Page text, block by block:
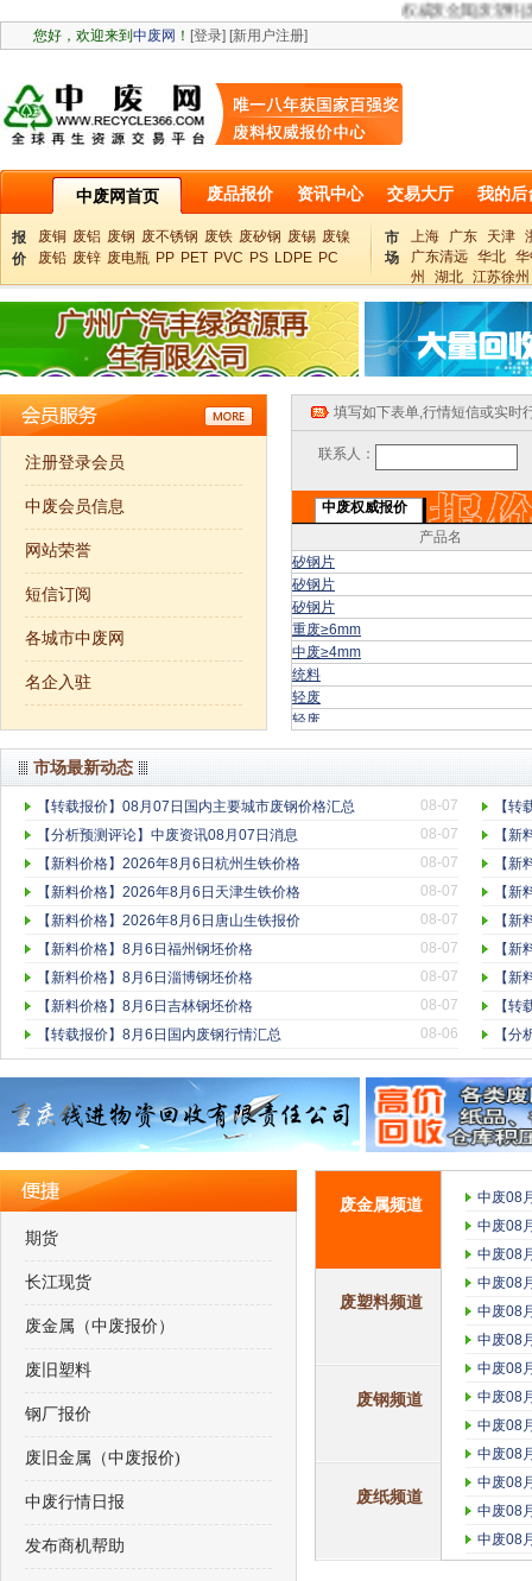
权威废金属|废塑料|废纸|废铜|
中废网首页 废品报价 资讯中心 交易大厅 我的后
报
价
废铜 废铝 废钢 废不锈钢 废铁 废矽钢 废锡 废镍
废铅 废锌 废电瓶 PP PET PVC PS LDPE PC
市
场
上海 广东 天津
广东清远 华北
州
湖北 江苏徐州
注册登录会员
中废会员信息
网站荣誉
短信订阅
各城市中废网
名企入驻
填写如下表单,行情短信或实时
联系人：
中废权威报价
产品名
矽钢片
矽钢片
矽钢片
重废≥6mm
中废≥4mm
统料
轻废
轻废
重废≥6mm
轻废
统料
中废≥4mm
轻废
统料
市场最新动态
08-07
【转载报价】08月07日国内主要城市废钢价格汇总
【
08-07
【分析预测评论】中废资讯08月07日消息
【
08-07
【新料价格】2026年8月6日杭州生铁价格
【
08-07
【新料价格】2026年8月6日天津生铁价格
【
08-07
【新料价格】2026年8月6日唐山生铁报价
【
08-07
【新料价格】8月6日福州钢坯价格
【
08-07
【新料价格】8月6日淄博钢坯价格
【
08-07
【新料价格】8月6日吉林钢坯价格
【
08-06
【转载报价】8月6日国内废钢行情汇总 【
期货
长江现货
废金属（中废报价）
废旧塑料
钢厂报价
废旧金属（中废报价)
中废行情日报
发布商机帮助
废金属频道
废塑料频道
废钢频道
废纸频道
中废08
中废08
中废08
中废08
中废08
中废08
中废08
中废08
中废08
中废08
中废08
中废08
中废08